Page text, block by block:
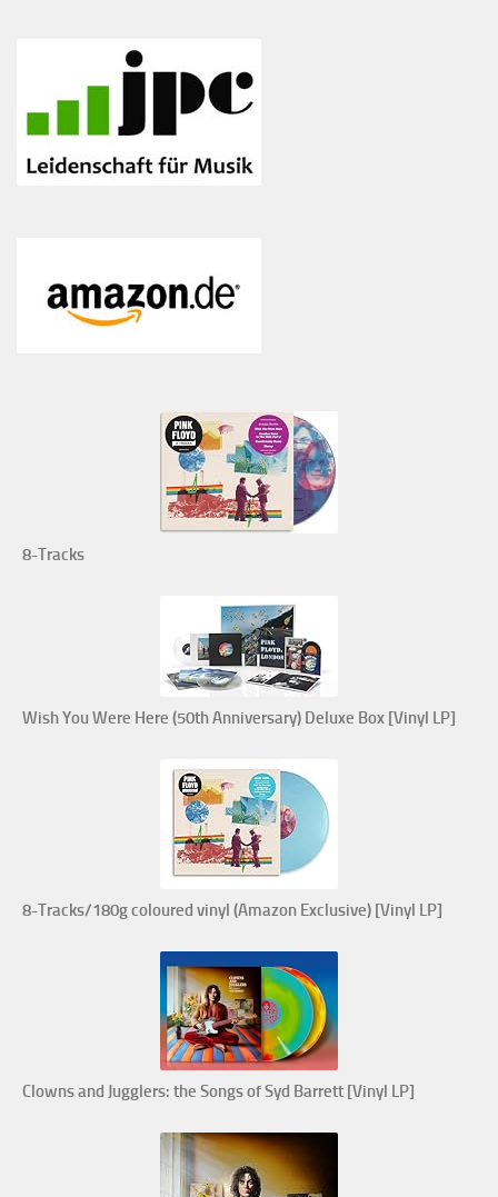
8-Tracks
Wish You Were Here (50th Anniversary) Deluxe Box [Vinyl LP]
8-Tracks/180g coloured vinyl (Amazon Exclusive) [Vinyl LP]
Clowns and Jugglers: the Songs of Syd Barrett [Vinyl LP]